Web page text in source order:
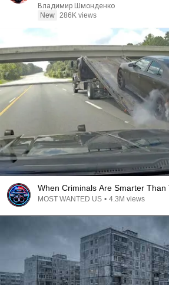
Владимир Шмонденко
New 286K views
When Criminals Are Smarter Than
MOST WANTED US • 4.3M views